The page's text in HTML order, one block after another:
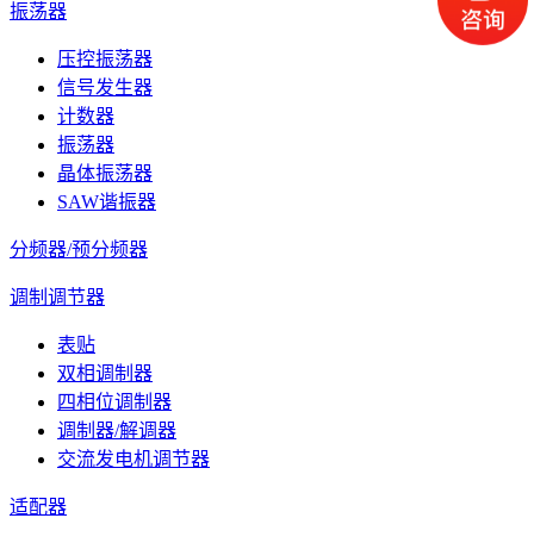
振荡器
压控振荡器
信号发生器
计数器
振荡器
晶体振荡器
SAW谐振器
分频器/预分频器
调制调节器
表贴
双相调制器
四相位调制器
调制器/解调器
交流发电机调节器
适配器